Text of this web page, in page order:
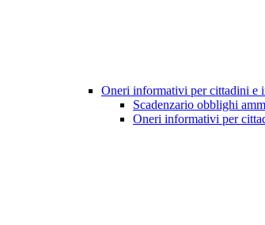
Oneri informativi per cittadini e
Scadenzario obblighi
Oneri informativi per